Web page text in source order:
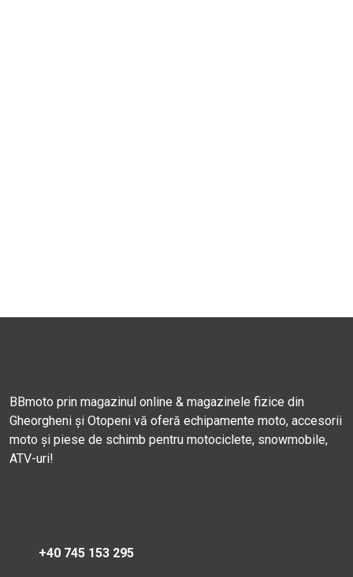
BBmoto prin magazinul online & magazinele fizice din
Gheorgheni și Otopeni vă oferă echipamente moto, accesorii
moto și piese de schimb pentru motociclete, snowmobile,
ATV-uri!
+40 745 153 295